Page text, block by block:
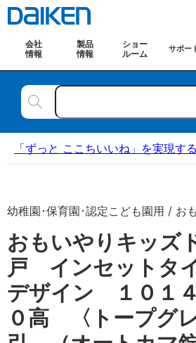
会社
情報
製品
情報
ショー
ルーム
サポー
「ずっと ここちいいね」を実現
幼稚園･保育園･認定こども園用 / お
おもいやりキッ
戸 インセット
デザイン １０１
０高 〈トープグ